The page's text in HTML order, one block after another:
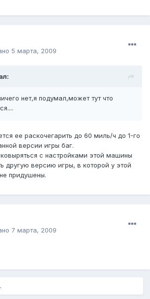
5 марта, 2009
нет,я подумал,может тут что
ее раскочегарить до 60 миль/ч до 1-го
версии игры баг.
с настройками этой машины
другую версию игры, в которой у этой
придушены.
7 марта, 2009